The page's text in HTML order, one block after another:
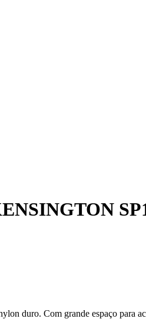
duro. Com grande espaço para